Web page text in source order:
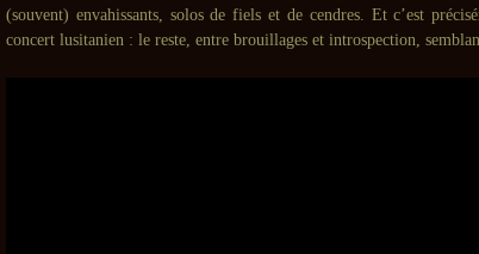
(souvent) envahissants, solos de fiels et de cendres. Et c’est
concert lusitanien : le reste, entre brouillages et introspection,